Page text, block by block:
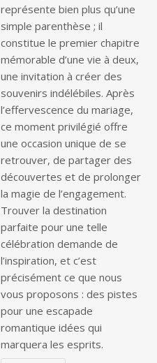
représente bien plus qu’une
simple parenthèse ; il
constitue le premier chapitre
mémorable d’une vie à deux,
une invitation à créer des
souvenirs indélébiles. Après
l’effervescence du mariage,
ce moment privilégié offre
une occasion unique de se
retrouver, de partager des
découvertes et de prolonger
la magie de l’engagement.
Trouver la destination
parfaite pour une telle
célébration demande de
l’inspiration, et c’est
précisément ce que nous
vous proposons : des pistes
pour une escapade
romantique idées qui
marquera les esprits.